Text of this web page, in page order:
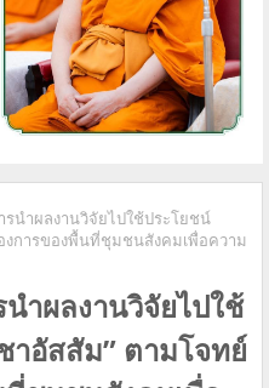
รนำผลงานวิจัยไปใช้ประโยชน์
การของพื้นที่ชุมชนสังคมเพื่อความ
ำผลงานวิจัยไปใช้
าอัสสัม” ตามโจทย์